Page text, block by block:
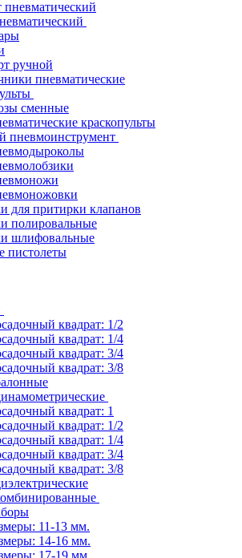
ручной
пневматические
сменные
краскопульты
пневмоинструмент
для притирки клапанов
полировальные
шлифовальные
пистолеты
квадрат: 1/2
квадрат: 1/4
квадрат: 3/4
квадрат: 3/8
квадрат: 1
квадрат: 1/2
квадрат: 1/4
квадрат: 3/4
квадрат: 3/8
11-13 мм.
14-16 мм.
17-19 мм.